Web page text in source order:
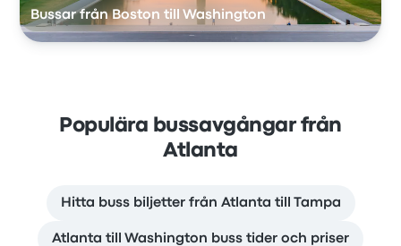
Bussar från Boston till Washington
Populära bussavgångar från
Atlanta
Hitta buss biljetter från Atlanta till Tampa
Atlanta till Washington buss tider och priser